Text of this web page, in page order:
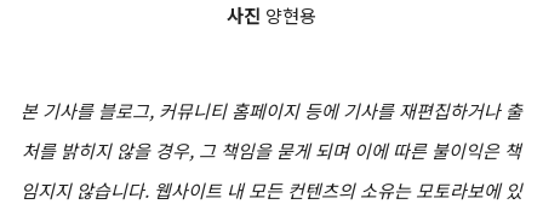
사진 양현용
본 기사를 블로그, 커뮤니티 홈페이지 등에 기사를 재편집하거나 출
처를 밝히지 않을 경우, 그 책임을 묻게 되며 이에 따른 불이익은 책
임지지 않습니다. 웹사이트 내 모든 컨텐츠의 소유는 모토라보에 있